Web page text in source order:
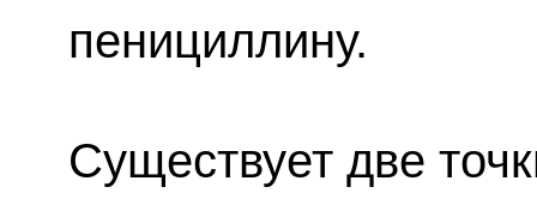
пенициллину.
Существует две